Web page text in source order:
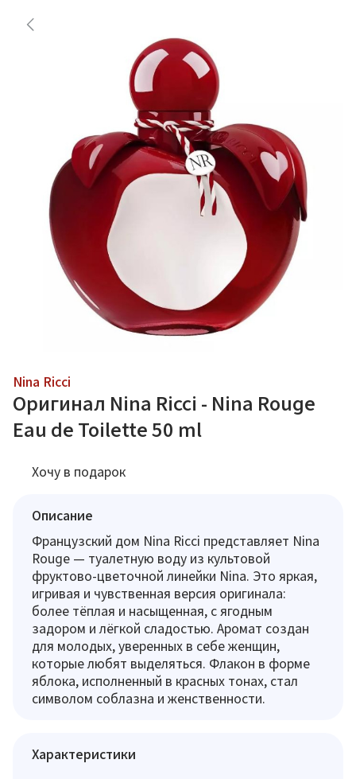
Nina Ricci
Оригинал Nina Ricci - Nina Rouge
Eau de Toilette 50 ml
Хочу в подарок
Описание
Французский дом Nina Ricci представляет Nina
Rouge — туалетную воду из культовой
фруктово-цветочной линейки Nina. Это яркая,
игривая и чувственная версия оригинала:
более тёплая и насыщенная, с ягодным
задором и лёгкой сладостью. Аромат создан
для молодых, уверенных в себе женщин,
которые любят выделяться. Флакон в форме
яблока, исполненный в красных тонах, стал
символом соблазна и женственности.
Характеристики